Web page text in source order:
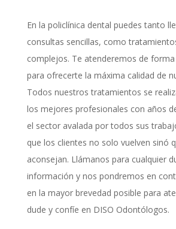
En la policlínica dental puedes tanto
consultas sencillas, como
complejos. Te atenderemos de
para ofrecerte la máxima calidad de
Todos nuestros tratamientos se
los mejores profesionales con años
el sector avalada por todos sus
que los clientes no solo vuelven sinó
aconsejan. Llámanos para cualquier
información y nos pondremos en
en la mayor brevedad posible para
dude y confíe en DISO Odontólogos.